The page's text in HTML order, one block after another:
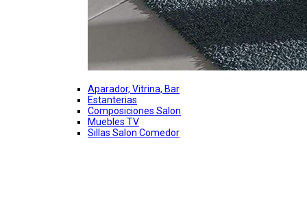
Aparador, Vitrina, Bar
Estanterias
Composiciones Salon
Muebles TV
Sillas Salon Comedor